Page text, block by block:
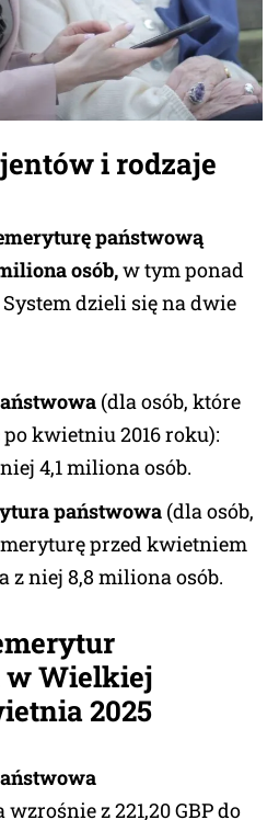
i rodzaje
państwową
osób,w tym ponad
dzieli się na dwie
(dla osób, które
po kwietniu 2016 roku):
4,1 miliona osób.
państwowa (dla osób,
przed kwietniem
z niej 8,8 miliona osób.
Wielkiej
2025
z 221,20 GBP do